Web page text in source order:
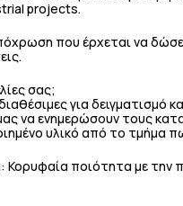
projects.
που έρχεται να
σας;
για δειγματισμό
να ενημερώσουν τους
υλικό από το τμήμα
Κορυφαία ποιότητα με την